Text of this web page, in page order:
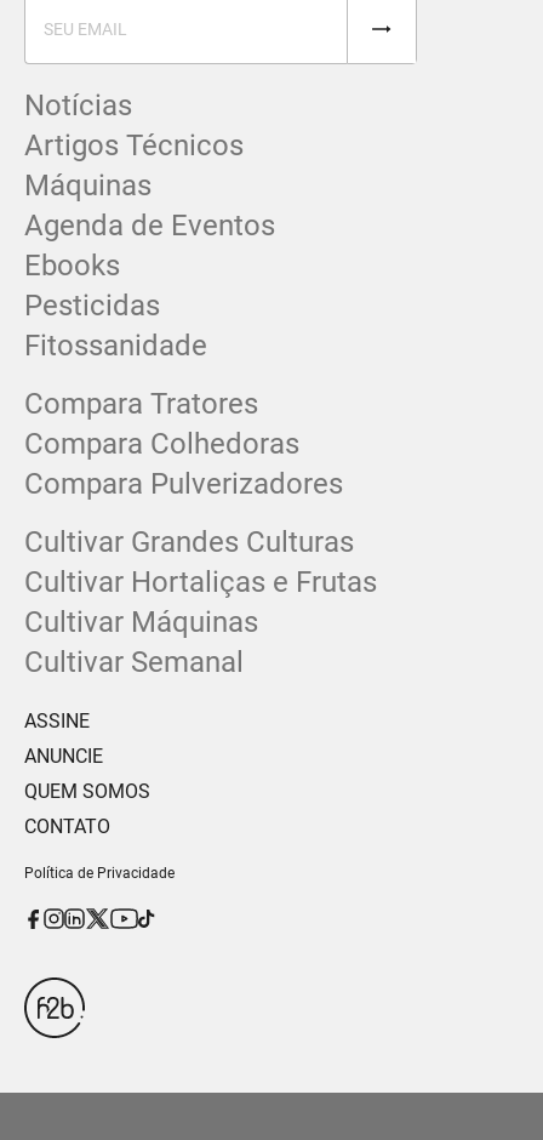
Notícias
Artigos Técnicos
Máquinas
Agenda de Eventos
Ebooks
Pesticidas
Fitossanidade
Compara Tratores
Compara Colhedoras
Compara Pulverizadores
Cultivar Grandes Culturas
Cultivar Hortaliças e Frutas
Cultivar Máquinas
Cultivar Semanal
ASSINE
ANUNCIE
QUEM SOMOS
CONTATO
Política de Privacidade